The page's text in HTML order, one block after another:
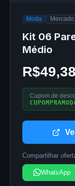
Moda
Kit 06
Médio
R$49,38
Cupom de
Compartilhar
WhatsApp